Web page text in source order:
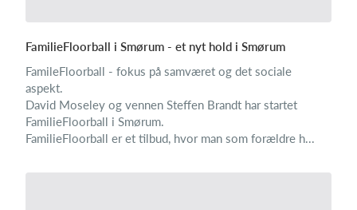
FamilieFloorball i Smørum - et nyt hold i Smørum
FamileFloorball - fokus på samværet og det sociale
aspekt.
David Moseley og vennen Steffen Brandt har startet
FamilieFloorball i Smørum.
FamilieFloorball er et tilbud, hvor man som forældre h...